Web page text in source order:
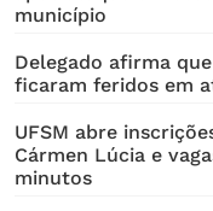
município
Delegado afirma
ficaram feridos em
UFSM abre
Cármen Lúcia e
minutos